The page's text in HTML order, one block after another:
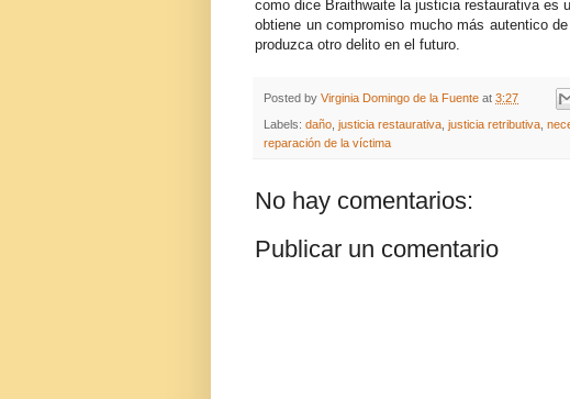
como dice Braithwaite la justicia restaurativa es
obtiene un compromiso mucho más autentico
produzca otro delito en el futuro.
Posted by Virginia Domingo de la Fuente at 3:27
Labels: daño, justicia restaurativa, justicia retributiva,
reparación de la víctima
No hay comentarios:
Publicar un comentario